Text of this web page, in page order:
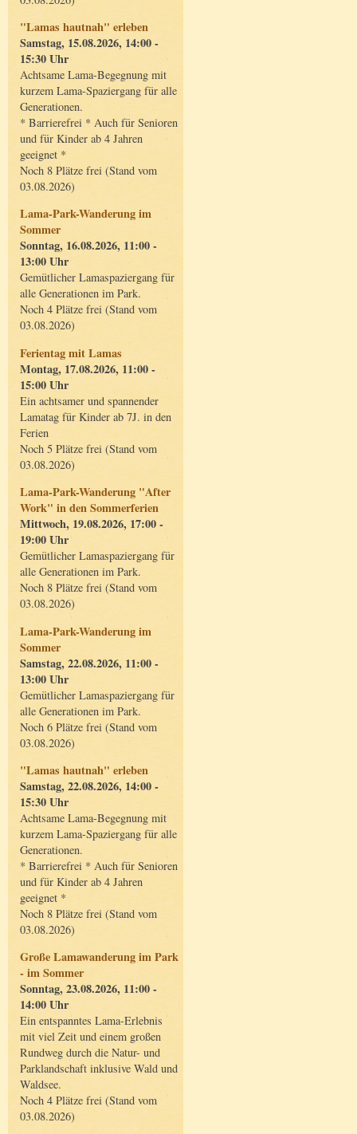
"Lamas hautnah" erleben
Samstag, 15.08.2026, 14:00 -
15:30 Uhr
Achtsame Lama-Begegnung mit
kurzem Lama-Spaziergang für alle
Generationen.
* Barrierefrei * Auch für Senioren
und für Kinder ab 4 Jahren
geeignet *
Noch 8 Plätze frei (Stand vom
03.08.2026)
Lama-Park-Wanderung im
Sommer
Sonntag, 16.08.2026, 11:00 -
13:00 Uhr
Gemütlicher Lamaspaziergang für
alle Generationen im Park.
Noch 4 Plätze frei (Stand vom
03.08.2026)
Ferientag mit Lamas
Montag, 17.08.2026, 11:00 -
15:00 Uhr
Ein achtsamer und spannender
Lamatag für Kinder ab 7J. in den
Ferien
Noch 5 Plätze frei (Stand vom
03.08.2026)
Lama-Park-Wanderung "After
Work" in den Sommerferien
Mittwoch, 19.08.2026, 17:00 -
19:00 Uhr
Gemütlicher Lamaspaziergang für
alle Generationen im Park.
Noch 8 Plätze frei (Stand vom
03.08.2026)
Lama-Park-Wanderung im
Sommer
Samstag, 22.08.2026, 11:00 -
13:00 Uhr
Gemütlicher Lamaspaziergang für
alle Generationen im Park.
Noch 6 Plätze frei (Stand vom
03.08.2026)
"Lamas hautnah" erleben
Samstag, 22.08.2026, 14:00 -
15:30 Uhr
Achtsame Lama-Begegnung mit
kurzem Lama-Spaziergang für alle
Generationen.
* Barrierefrei * Auch für Senioren
und für Kinder ab 4 Jahren
geeignet *
Noch 8 Plätze frei (Stand vom
03.08.2026)
Große Lamawanderung im Park
- im Sommer
Sonntag, 23.08.2026, 11:00 -
14:00 Uhr
Ein entspanntes Lama-Erlebnis
mit viel Zeit und einem großen
Rundweg durch die Natur- und
Parklandschaft inklusive Wald und
Waldsee.
Noch 4 Plätze frei (Stand vom
03.08.2026)